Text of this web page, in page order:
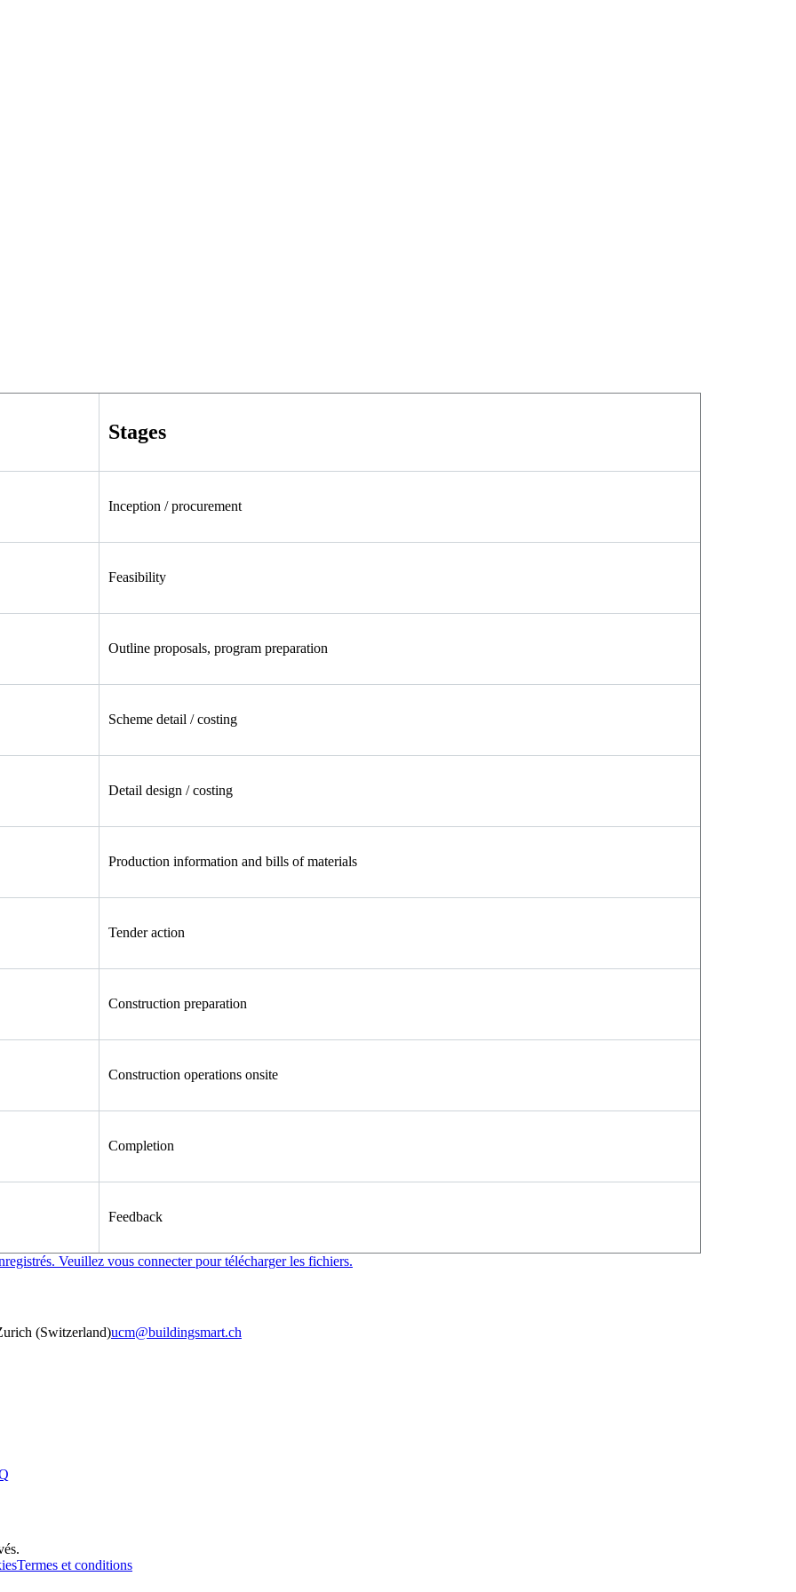
Stages
Inception / procurement
Feasibility
Outline proposals, program preparation
Scheme detail / costing
Detail design / costing
Production information and bills of materials
Tender action
Construction preparation
Construction operations onsite
Completion
Feedback
Veuillez vous connecterpour télécharger les fichiers.
(Switzerland)ucm@buildingsmart.ch
Termes et conditions